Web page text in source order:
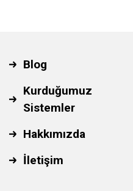
Blog
Kurduğumuz
Sistemler
Hakkımızda
İletişim